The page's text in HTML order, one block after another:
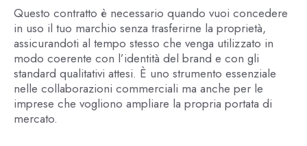
Questo contratto è necessario quando vuoi concedere
in uso il tuo marchio senza trasferirne la proprietà,
assicurandoti al tempo stesso che venga utilizzato in
modo coerente con l’identità del brand e con gli
standard qualitativi attesi. È uno strumento essenziale
nelle collaborazioni commerciali ma anche per le
imprese che vogliono ampliare la propria portata di
mercato.